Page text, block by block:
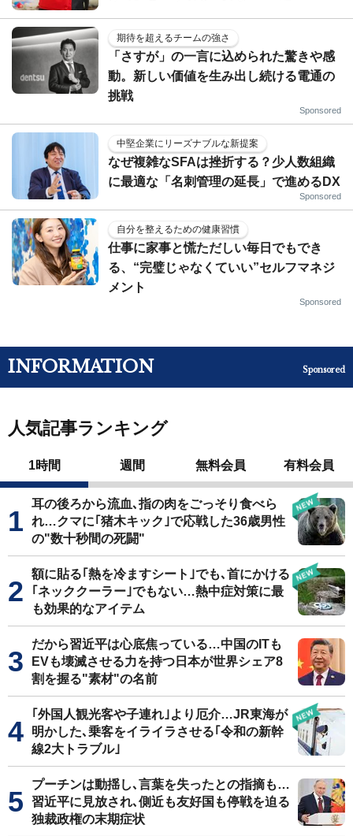
期待を超えるチームの強さ
「さすが」の一言に込められた驚きや感
動。新しい価値を生み出し続ける電通の
挑戦
Sponsored
中堅企業にリーズナブルな新提案
なぜ複雑なSFAは挫折する？少人数組織
に最適な「名刺管理の延長」で進めるDX
Sponsored
自分を整えるための健康習慣
仕事に家事と慌ただしい毎日でもでき
る、“完璧じゃなくていい”セルフマネジ
メント
Sponsored
INFORMATION Sponsored
人気記事ランキング
1時間 週間 無料会員 有料会員
耳の後ろから流血､指の肉をごっそり食べら
れ…クマに｢猪木キック｣で応戦した36歳男性
の"数十秒間の死闘"
額に貼る｢熱を冷ますシート｣でも､首にかける
｢ネッククーラー｣でもない…熱中症対策に最
も効果的なアイテム
だから習近平は心底焦っている…中国のITも
EVも壊滅させる力を持つ日本が世界シェア8
割を握る"素材"の名前
｢外国人観光客や子連れ｣より厄介…JR東海が
明かした､乗客をイライラさせる｢令和の新幹
線2大トラブル｣
プーチンは動揺し､言葉を失ったとの指摘も…
習近平に見放され､側近も友好国も停戦を迫る
独裁政権の末期症状